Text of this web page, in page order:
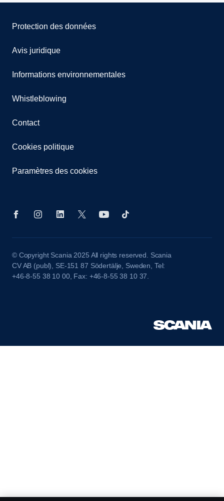
Protection des données
Avis juridique
Informations environnementales
Whistleblowing
Contact
Cookies politique
Paramètres des cookies
© Copyright Scania 2025 All rights reserved. Scania
CV AB (publ), SE-151 87 Södertälje, Sweden, Tel:
+46-8-55 38 10 00, Fax: +46-8-55 38 10 37.